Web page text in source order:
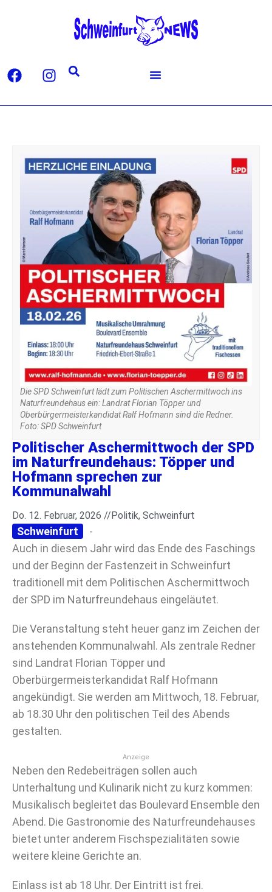
Die SPD Schweinfurt lädt zum Politischen Aschermittwoch ins
Naturfreundehaus ein: Landrat Florian Töpper und
Oberbürgermeisterkandidat Ralf Hofmann sind die Redner.
Foto: SPD Schweinfurt
Politischer Aschermittwoch der SPD
im Naturfreundehaus: Töpper und
Hofmann sprechen zur
Kommunalwahl
Do. 12. Februar, 2026 //Politik, Schweinfurt
Schweinfurt
-
Auch in diesem Jahr wird das Ende des Faschings
und der Beginn der Fastenzeit in Schweinfurt
traditionell mit dem Politischen Aschermittwoch
der SPD im Naturfreundehaus eingeläutet.
Die Veranstaltung steht heuer ganz im Zeichen der
anstehenden Kommunalwahl. Als zentrale Redner
sind Landrat Florian Töpper und
Oberbürgermeisterkandidat Ralf Hofmann
angekündigt. Sie werden am Mittwoch, 18. Februar,
ab 18.30 Uhr den politischen Teil des Abends
gestalten.
Anzeige
Neben den Redebeiträgen sollen auch
Unterhaltung und Kulinarik nicht zu kurz kommen:
Musikalisch begleitet das Boulevard Ensemble den
Abend. Die Gastronomie des Naturfreundehauses
bietet unter anderem Fischspezialitäten sowie
weitere kleine Gerichte an.
Einlass ist ab 18 Uhr. Der Eintritt ist frei.